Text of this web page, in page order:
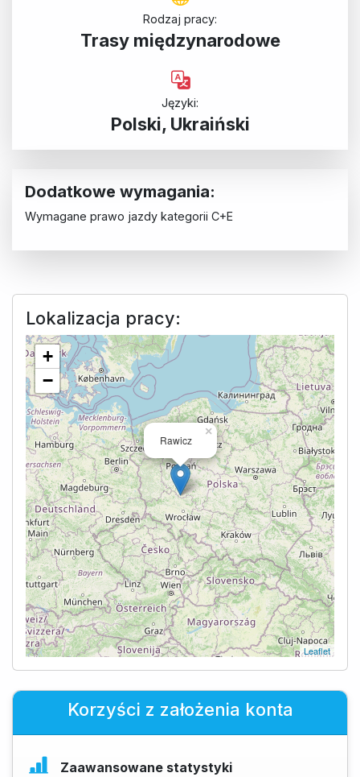
Rodzaj pracy:
Trasy międzynarodowe
Języki:
Polski, Ukraiński
Dodatkowe wymagania:
Wymagane prawo jazdy kategorii C+E
Lokalizacja pracy:
Rawicz
×
+
−
Leaflet
Korzyści z założenia konta
Zaawansowane statystyki